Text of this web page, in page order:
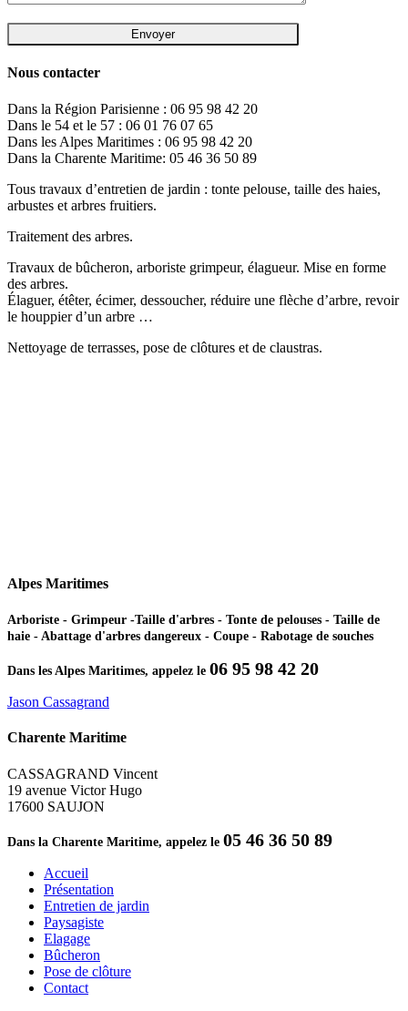
Nous contacter
Dans la Région Parisienne : 06 95 98 42 20
Dans le 54 et le 57 : 06 01 76 07 65
Dans les Alpes Maritimes : 06 95 98 42 20
Dans la Charente Maritime: 05 46 36 50 89
Tous travaux d’entretien de jardin : tonte pelouse, taille des haies,
arbustes et arbres fruitiers.
Traitement des arbres.
Travaux de bûcheron, arboriste grimpeur, élagueur. Mise en forme
des arbres.
Élaguer, étêter, écimer, dessoucher, réduire une flèche d’arbre, revoir
le houppier d’un arbre …
Nettoyage de terrasses, pose de clôtures et de claustras.
Alpes Maritimes
Arboriste - Grimpeur -Taille d'arbres - Tonte de pelouses - Taille de
haie - Abattage d'arbres dangereux - Coupe - Rabotage de souches
Dans les Alpes Maritimes, appelez le 06 95 98 42 20
Jason Cassagrand
Charente Maritime
CASSAGRAND Vincent
19 avenue Victor Hugo
17600 SAUJON
Dans la Charente Maritime, appelez le 05 46 36 50 89
Accueil
Présentation
Entretien de jardin
Paysagiste
Elagage
Bûcheron
Pose de clôture
Contact